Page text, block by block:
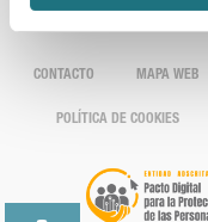
CONTACTO MAPA WEB
POLÍTICA DE COOKIES